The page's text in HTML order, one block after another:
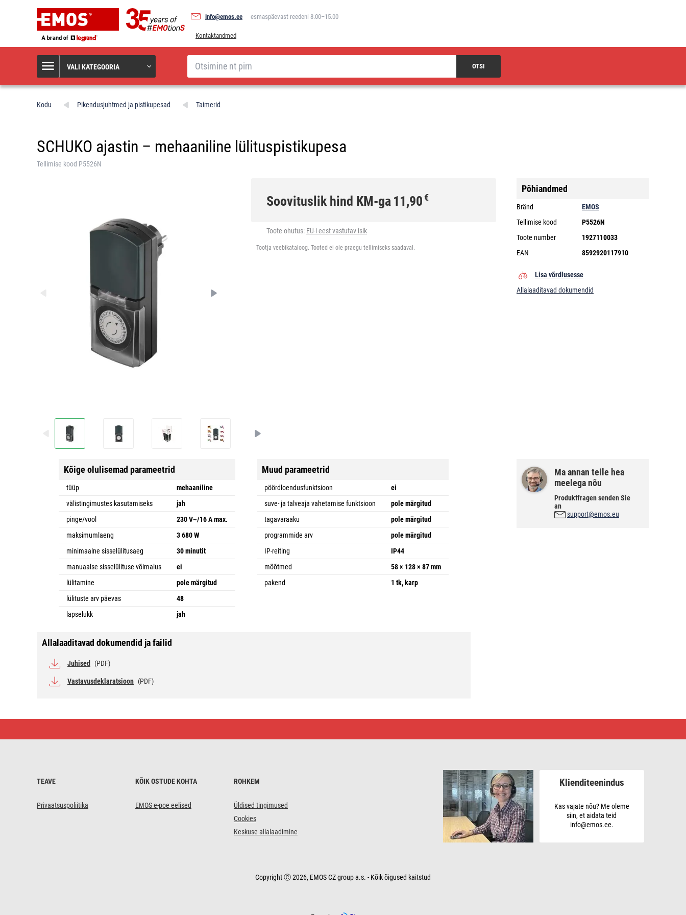
info@emos.ee esmaspäevast reedeni 8.00–15.00
Kontaktandmed
VALI KATEGOORIA
Otsi
OTSI
Kodu Pikendusjuhtmed ja pistikupesad Taimerid
SCHUKO ajastin – mehaaniline lülituspistikupesa
Tellimise kood P5526N
Soovituslik hind KM-ga 11,90€
Toote ohutus: EU-i eest vastutav isik
Tootja veebikataloog. Tooted ei ole praegu tellimiseks saadaval.
Põhiandmed
Bränd
EMOS
Tellimise kood
P5526N
Toote number
1927110033
EAN
8592920117910
Lisa võrdlusesse
Allalaaditavad dokumendid
Kõige olulisemad parameetrid
tüüp
mehaaniline
välistingimustes kasutamiseks
jah
pinge/vool
230 V~/16 A max.
maksimumlaeng
3 680 W
minimaalne sisselülitusaeg
30 minutit
manuaalse sisselülituse võimalus
ei
lülitamine
pole märgitud
lülituste arv päevas
48
lapselukk
jah
Muud parameetrid
pöördloendusfunktsioon
ei
suve- ja talveaja vahetamise funktsioon
pole märgitud
tagavaraaku
pole märgitud
programmide arv
pole märgitud
IP-reiting
IP44
mõõtmed
58 × 128 × 87 mm
pakend
1 tk, karp
Allalaaditavad dokumendid ja failid
Juhised (PDF)
Vastavusdeklaratsioon (PDF)
Ma annan teile hea
meelega nõu
Produktfragen senden Sie
an
support@emos.eu
–
TEAVE
Privaatsuspoliitika
KÕIK OSTUDE KOHTA
EMOS e-poe eelised
ROHKEM
Üldised tingimused
Cookies
Keskuse allalaadimine
Klienditeenindus
Kas vajate nõu? Me oleme
siin, et aidata teid
info@emos.ee.
Copyright Ⓒ 2026, EMOS CZ group a.s. - Kõik õigused kaitstud